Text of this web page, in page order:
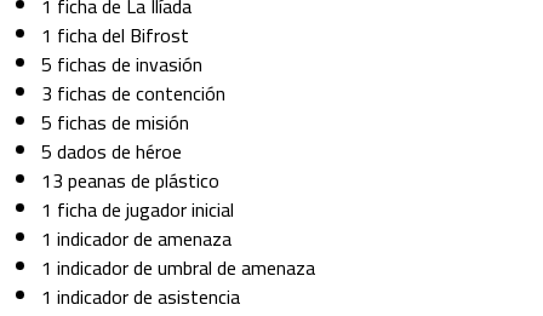
1 ficha del Bifrost
5 fichas de invasión
3 fichas de contención
5 fichas de misión
5 dados de héroe
13 peanas de plástico
1 ficha de jugador inicial
1 indicador de amenaza
1 indicador de umbral de amenaza
1 indicador de asistencia